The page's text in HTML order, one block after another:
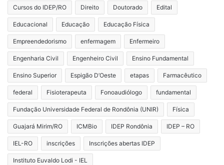
Cursos do IDEP/RO Direito Doutorado Edital
Educacional Educação Educação Física
Empreendedorismo enfermagem Enfermeiro
Engenharia Civil Engenheiro Civil Ensino Fundamental
Ensino Superior Espigão D’Oeste etapas Farmacêutico
federal Fisioterapeuta Fonoaudiólogo fundamental
Fundação Universidade Federal de Rondônia (UNIR) Física
Guajará Mirim/RO ICMBio IDEP Rondônia IDEP – RO
IEL-RO inscrições Inscrições abertas IDEP
Instituto Euvaldo Lodi - IEL